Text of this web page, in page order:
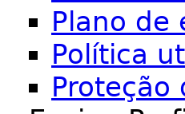
Plano de
Política
Proteção